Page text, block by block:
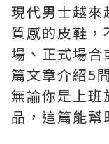
現代男士越來
質感的皮鞋，
場、正式場合
篇文章介紹5
無論你是上班
品，這篇能幫